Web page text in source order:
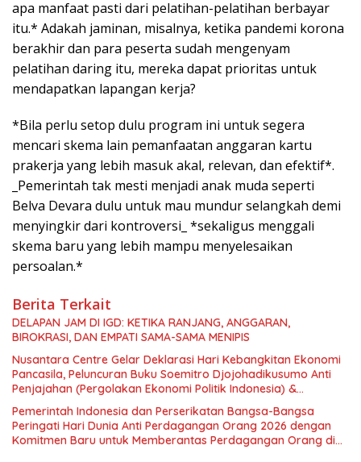
apa manfaat pasti dari pelatihan-pelatihan berbayar
itu.* Adakah jaminan, misalnya, ketika pandemi korona
berakhir dan para peserta sudah mengenyam
pelatihan daring itu, mereka dapat prioritas untuk
mendapatkan lapangan kerja?
*Bila perlu setop dulu program ini untuk segera
mencari skema lain pemanfaatan anggaran kartu
prakerja yang lebih masuk akal, relevan, dan efektif*.
_Pemerintah tak mesti menjadi anak muda seperti
Belva Devara dulu untuk mau mundur selangkah demi
menyingkir dari kontroversi_ *sekaligus menggali
skema baru yang lebih mampu menyelesaikan
persoalan.*
Berita Terkait
DELAPAN JAM DI IGD: KETIKA RANJANG, ANGGARAN,
BIROKRASI, DAN EMPATI SAMA-SAMA MENIPIS
Nusantara Centre Gelar Deklarasi Hari Kebangkitan Ekonomi
Pancasila, Peluncuran Buku Soemitro Djojohadikusumo Anti
Penjajahan (Pergolakan Ekonomi Politik Indonesia) &
Simposium Nasional “Urgensi Undang-Undang Perekonomian
Nasional dan Kesejahteraan Sosial dalam Menata Bangsa
Menuju Indonesia Emas 2045”,
Pemerintah Indonesia dan Perserikatan Bangsa-Bangsa
Peringati Hari Dunia Anti Perdagangan Orang 2026 dengan
Komitmen Baru untuk Memberantas Perdagangan Orang di